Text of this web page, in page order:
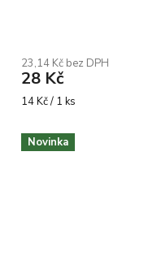
23,14 Kč bez DPH
28 Kč
Měrná
14 Kč / 1 ks
Novinka